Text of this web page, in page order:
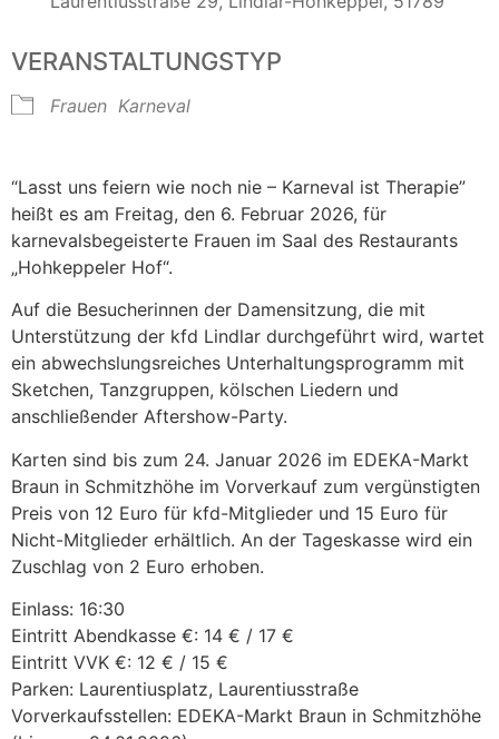
VERANSTALTUNGSTYP
Frauen Karneval
“Lasst uns feiern wie noch nie – Karneval ist Therapie”
heißt es am Freitag, den 6. Februar 2026, für
karnevalsbegeisterte Frauen im Saal des Restaurants
„Hohkeppeler Hof“.
Auf die Besucherinnen der Damensitzung, die mit
Unterstützung der kfd Lindlar durchgeführt wird, wartet
ein abwechslungsreiches Unterhaltungsprogramm mit
Sketchen, Tanzgruppen, kölschen Liedern und
anschließender Aftershow-Party.
Karten sind bis zum 24. Januar 2026 im EDEKA-Markt
Braun in Schmitzhöhe im Vorverkauf zum vergünstigten
Preis von 12 Euro für kfd-Mitglieder und 15 Euro für
Nicht-Mitglieder erhältlich. An der Tageskasse wird ein
Zuschlag von 2 Euro erhoben.
Einlass: 16:30
Eintritt Abendkasse €: 14 € / 17 €
Eintritt VVK €: 12 € / 15 €
Parken: Laurentiusplatz, Laurentiusstraße
Vorverkaufsstellen: EDEKA-Markt Braun in Schmitzhöhe